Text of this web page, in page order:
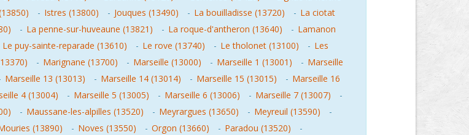
- Istres (13800) - Jouques (13490) - La bouilladisse (13720) - La ciotat
- La penne-sur-huveaune (13821) - La roque-d'antheron (13640) - Lamanon
Le puy-sainte-reparade (13610) - Le rove (13740) - Le tholonet (13100) - Les
- Marignane (13700) - Marseille (13000) - Marseille 1 (13001) - Marseille
Marseille 13 (13013) - Marseille 14 (13014) - Marseille 15 (13015) - Marseille 16
4 (13004) - Marseille 5 (13005) - Marseille 6 (13006) - Marseille 7 (13007)
-
- Maussane-les-alpilles (13520) - Meyrargues (13650) - Meyreuil (13590)
-
(13890) - Noves (13550) - Orgon (13660) - Paradou (13520)
-